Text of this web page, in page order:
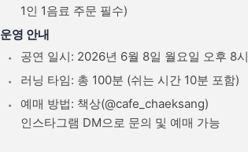
1인 1음료 주문 필수)
운영 안내
공연 일시: 2026년 6월 8일 월요일 오후 8시
러닝 타임: 총 100분 (쉬는 시간 10분 포함)
예매 방법: 책상(@cafe_chaeksang)
인스타그램 DM으로 문의 및 예매 가능